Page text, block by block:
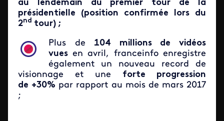
au lendemain du premier tour de la
présidentielle (position confirmée lors du
2nd tour) ;
Plus de 104 millions de vidéos
vues en avril, franceinfo enregistre
également un nouveau record de
visionnage et une forte progression
de +30% par rapport au mois de mars 2017
;